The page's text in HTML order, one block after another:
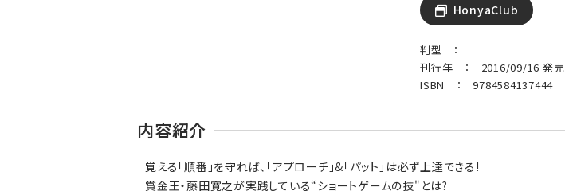
HonyaClub
判型 ：
刊行年 ： 2016/09/16 発売
ISBN ： 9784584137444
内容紹介
覚える「順番」を守れば、「アプローチ」&「パット」は必ず上達できる!
賞金王・藤田寛之が実践している“ショートゲームの技"とは?